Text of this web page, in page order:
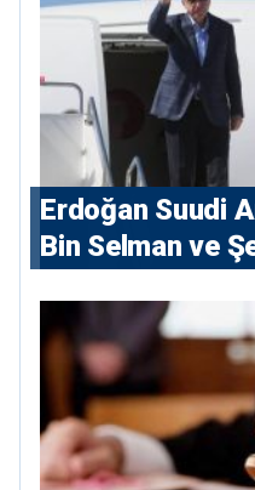
Erdoğan Suudi
Bin Selman ve